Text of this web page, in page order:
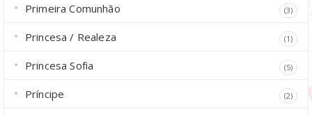
Primeira Comunhão (3)
Princesa / Realeza (1)
Princesa Sofia (5)
Príncipe (2)